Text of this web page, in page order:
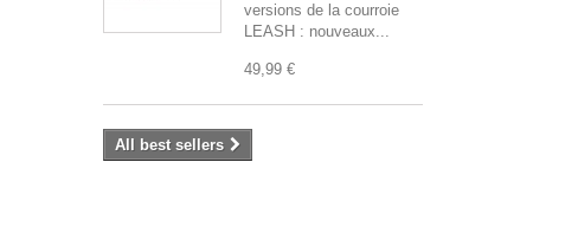
versions de la courroie
LEASH : nouveaux...
49,99 €
All best sellers